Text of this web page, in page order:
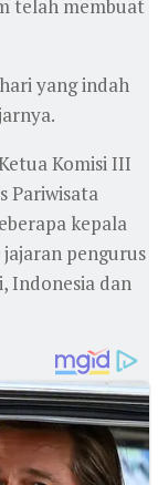
telah membuat
yang indah
Komisi III
Pariwisata
kepala
pengurus
Indonesia dan